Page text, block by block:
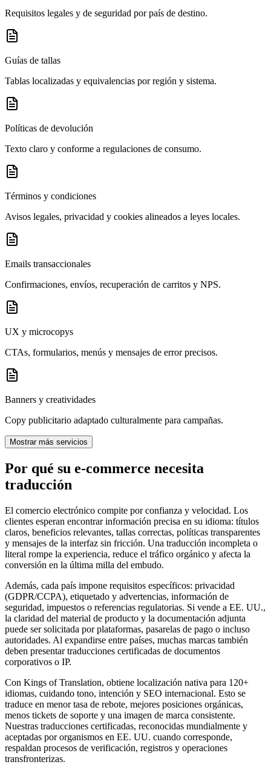
Requisitos legales y de seguridad por país de destino.
Guías de tallas
Tablas localizadas y equivalencias por región y sistema.
Políticas de devolución
Texto claro y conforme a regulaciones de consumo.
Términos y condiciones
Avisos legales, privacidad y cookies alineados a leyes locales.
Emails transaccionales
Confirmaciones, envíos, recuperación de carritos y NPS.
UX y microcopys
CTAs, formularios, menús y mensajes de error precisos.
Banners y creatividades
Copy publicitario adaptado culturalmente para campañas.
Mostrar más servicios
Por qué su e‑commerce necesita
traducción
El comercio electrónico compite por confianza y velocidad. Los
clientes esperan encontrar información precisa en su idioma: títulos
claros, beneficios relevantes, tallas correctas, políticas transparentes
y mensajes de la interfaz sin fricción. Una traducción incompleta o
literal rompe la experiencia, reduce el tráfico orgánico y afecta la
conversión en la última milla del embudo.
Además, cada país impone requisitos específicos: privacidad
(GDPR/CCPA), etiquetado y advertencias, información de
seguridad, impuestos o referencias regulatorias. Si vende a EE. UU.,
la claridad del material de producto y la documentación adjunta
puede ser solicitada por plataformas, pasarelas de pago o incluso
autoridades. Al expandirse entre países, muchas marcas también
deben presentar traducciones certificadas de documentos
corporativos o IP.
Con Kings of Translation, obtiene localización nativa para 120+
idiomas, cuidando tono, intención y SEO internacional. Esto se
traduce en menor tasa de rebote, mejores posiciones orgánicas,
menos tickets de soporte y una imagen de marca consistente.
Nuestras traducciones certificadas, reconocidas mundialmente y
aceptadas por organismos en EE. UU. cuando corresponde,
respaldan procesos de verificación, registros y operaciones
transfronterizas.